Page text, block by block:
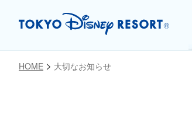
HOME 大切なお知らせ